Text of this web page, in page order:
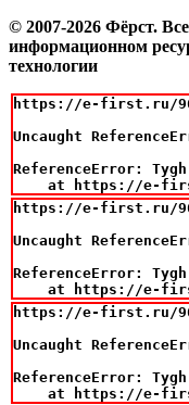
© 2007-2026 Фёрст.
информационном
технологии
https://e-first.ru/960-
Uncaught
ReferenceError:
at https://e-
https://e-first.ru/960-
Uncaught
ReferenceError:
at https://e-
https://e-first.ru/960-
Uncaught
ReferenceError:
at https://e-